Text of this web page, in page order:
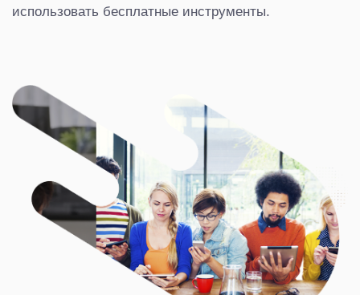
использовать бесплатные инструменты.